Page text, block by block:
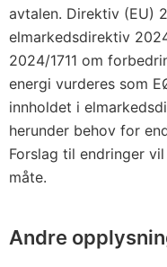
avtalen. Direktiv (EU)
elmarkedsdirektiv
2024/1711 om
energi vurderes som
innholdet i
herunder behov for
Forslag til endringer
måte.
Andre